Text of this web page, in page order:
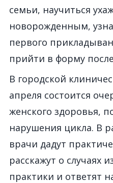
семьи, научиться
новорожденным,
первого
прийти в форму
В городской
апреля состоится
женского здоровья,
нарушения цикла. В
врачи дадут
расскажут о случаях
практики и ответят